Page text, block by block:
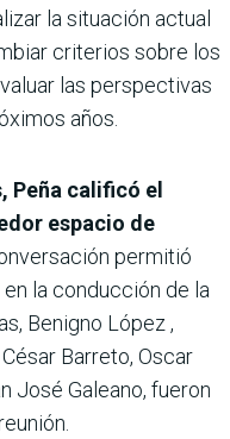
la situación actual
criterios sobre los
las perspectivas
años.
Peña calificó el
espacio de
permitió
la conducción de la
Benigno López ,
Barreto, Oscar
José Galeano, fueron